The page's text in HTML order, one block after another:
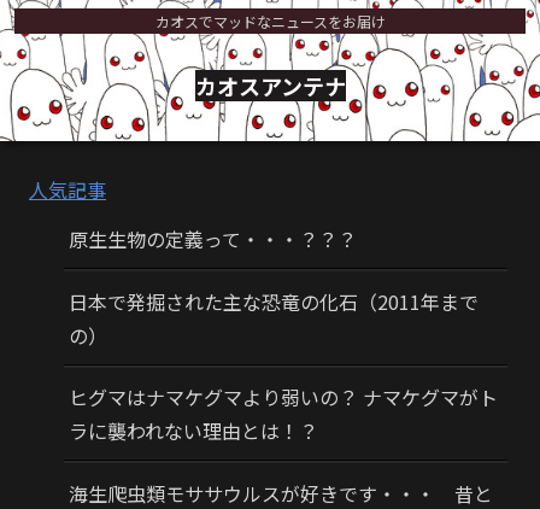
カオスでマッドなニュースをお届け
カオスアンテナ
人気記事
原生生物の定義って・・・？？？
日本で発掘された主な恐竜の化石（2011年まで
の）
ヒグマはナマケグマより弱いの？ ナマケグマがト
ラに襲われない理由とは！？
海生爬虫類モササウルスが好きです・・・ 昔と